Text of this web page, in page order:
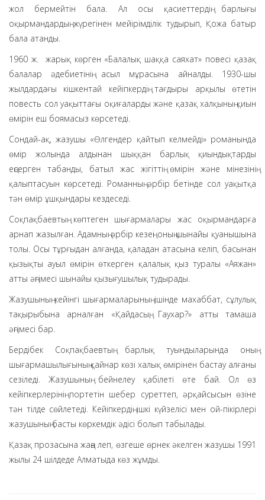
жол бермейтін бала. Ал осы қасиеттердің барлығы
оқырмандардың жүрегінен мейірімділік тудырып, Қожа батыр
бала атанды.
1960 ж. жарық көрген «Балалық шаққа саяхат» повесі қазақ
балалар әдебиетінің асыл мұрасына айналды. 1930-шы
жылдардағы кішкентай кейіпкердің тағдыры арқылы өтетін
повесть сол уақыттағы оқиғаларды және қазақ халқының қиын
өмірін еш боямасыз көрсетеді.
Сондай-ақ, жазушы «Өлгендер қайтып келмейді» романында
өмір жолында алдынан шыққан барлық қиындықтарды
еңсерген табанды, батыл жас жігіттің өмірін және мінезінің
қалыптасуын көрсетеді. Романның әрбір бетінде сол уақытқа
тән өмір ұшқындары кездеседі.
Соқпақбаевтың көптеген шығармалары жас оқырмандарға
арнап жазылған. Адамның әрбір кезеңі оның шынайы қуанышына
толы. Осы тұрғыдан алғанда, қаладан атасына келіп, басынан
қызықты ауыл өмірін өткерген қалалық қыз туралы «Аяжан»
атты әңгімесі шынайы қызығушылық тудырады.
Жазушының кейінгі шығармаларының ішінде махаббат, сұлулық
тақырыбына арналған «Қайдасың, Гаухар?» атты тамаша
әңгімесі бар.
Бердібек Соқпақбаевтың барлық туындыларында оның
шығармашылығының қайнар көзі халық өмірінен бастау алғаны
сезіледі. Жазушының бейнелеу қабілеті өте бай. Ол өз
кейіпкерлерінің портетін шебер суреттеп, әрқайсысын өзіне
тән тілде сөйлетеді. Кейіпкердің ішкі күйзелісі мен ой-пікірлері
жазушының басты көркемдік әдісі болып табылады.
Қазақ прозасына жаңа леп, өзгеше өрнек әкелген жазушы 1991
жылы 24 шілдеде Алматыда көз жұмды.